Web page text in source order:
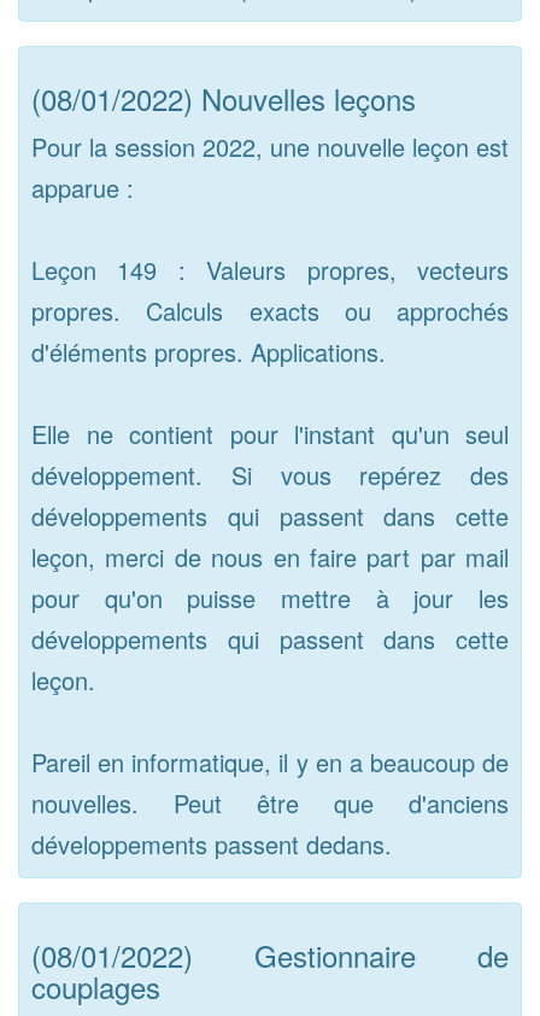
(08/01/2022) Nouvelles leçons
Pour la session 2022, une nouvelle leçon est
apparue :
Leçon 149 : Valeurs propres, vecteurs
propres. Calculs exacts ou approchés
d'éléments propres. Applications.
Elle ne contient pour l'instant qu'un seul
développement. Si vous repérez des
développements qui passent dans cette
leçon, merci de nous en faire part par mail
pour qu'on puisse mettre à jour les
développements qui passent dans cette
leçon.
Pareil en informatique, il y en a beaucoup de
nouvelles. Peut être que d'anciens
développements passent dedans.
(08/01/2022) Gestionnaire de
couplages